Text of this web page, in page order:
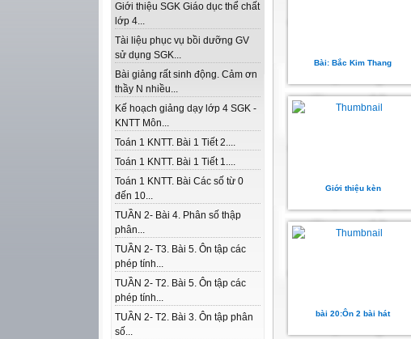
Giới thiệu SGK Giáo dục thể chất
lớp 4...
Tài liệu phục vụ bồi dưỡng GV
sử dụng SGK...
Bài giảng rất sinh động. Cảm ơn
thầy N nhiều...
Kế hoạch giảng dạy lớp 4 SGK -
KNTT Môn...
Toán 1 KNTT. Bài 1 Tiết 2....
Toán 1 KNTT. Bài 1 Tiết 1....
Toán 1 KNTT. Bài Các số từ 0
đến 10...
TUẦN 2- Bài 4. Phân số thập
phân...
TUẦN 2- T3. Bài 5. Ôn tập các
phép tính...
TUẦN 2- T2. Bài 5. Ôn tập các
phép tính...
TUẦN 2- T2. Bài 3. Ôn tập phân
số...
Bài: Bắc Kim Thang
Giới thiệu kèn
bài 20:Ôn 2 bài hát